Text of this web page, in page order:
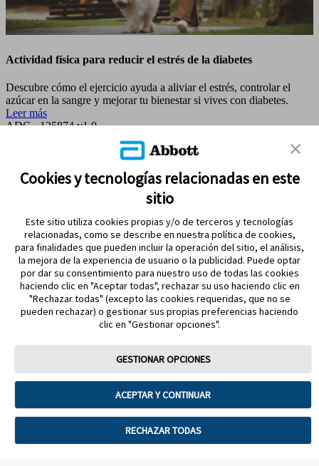
Actividad física para reducir el estrés de la diabetes
Descubre cómo el ejercicio ayuda a aliviar el estrés, controlar el
azúcar en la sangre y mejorar tu bienestar si vives con diabetes.
Leer más
ADC - 125874 v1.0
CONTÁCTANOS
MANTENTE EN CONTACTO
Términos y condiciones
Política de privacidad
Cookies y tecnologías relacionadas en este
sitio
Este sitio utiliza cookies propias y/o de terceros y tecnologías
relacionadas, como se describe en nuestra política de cookies,
para finalidades que pueden incluir la operación del sitio, el análisis,
la mejora de la experiencia de usuario o la publicidad. Puede optar
por dar su consentimiento para nuestro uso de todas las cookies
haciendo clic en "Aceptar todas", rechazar su uso haciendo clic en
"Rechazar todas" (excepto las cookies requeridas, que no se
pueden rechazar) o gestionar sus propias preferencias haciendo
clic en "Gestionar opciones".
GESTIONAR OPCIONES
ACEPTAR Y CONTINUAR
RECHAZAR TODAS